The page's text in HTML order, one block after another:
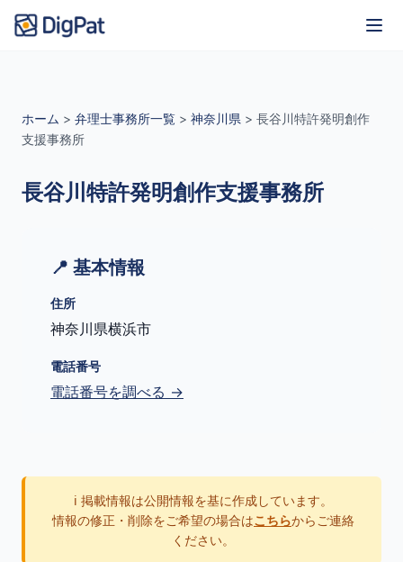
ホーム > 弁理士事務所一覧 > 神奈川県 > 長谷川特許発明創作
支援事務所
長谷川特許発明創作支援事務所
📍 基本情報
住所
神奈川県横浜市
電話番号
電話番号を調べる →
ℹ️ 掲載情報は公開情報を基に作成しています。
情報の修正・削除をご希望の場合はこちらからご連絡
ください。